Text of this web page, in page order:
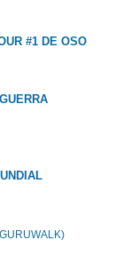
#1 DE OSO